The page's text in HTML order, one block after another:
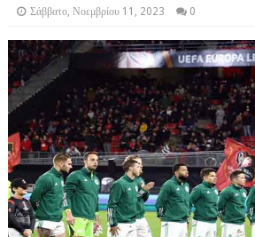
Σάββατο, Νοεμβρίου 11, 2023 0